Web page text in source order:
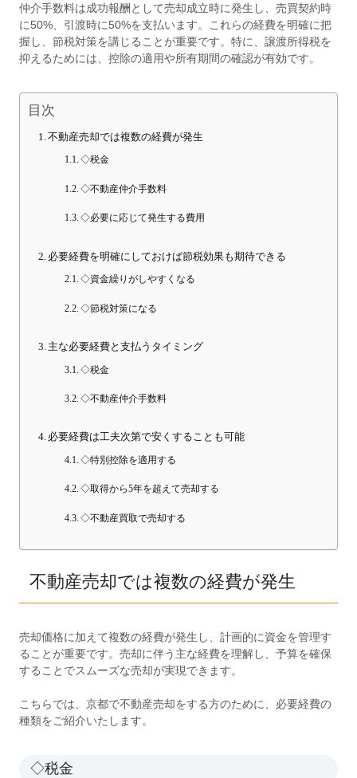
仲介手数料は成功報酬として売却成立時に発生し、売買契約時
に50%、引渡時に50%を支払います。これらの経費を明確に把
握し、節税対策を講じることが重要です。特に、譲渡所得税を
抑えるためには、控除の適用や所有期間の確認が有効です。
目次
不動産売却では複数の経費が発生
◇税金
◇不動産仲介手数料
◇必要に応じて発生する費用
必要経費を明確にしておけば節税効果も期待できる
◇資金繰りがしやすくなる
◇節税対策になる
主な必要経費と支払うタイミング
◇税金
◇不動産仲介手数料
必要経費は工夫次第で安くすることも可能
◇特別控除を適用する
◇取得から5年を超えて売却する
◇不動産買取で売却する
不動産売却では複数の経費が発生
売却価格に加えて複数の経費が発生し、計画的に資金を管理す
ることが重要です。売却に伴う主な経費を理解し、予算を確保
することでスムーズな売却が実現できます。
こちらでは、京都で不動産売却をする方のために、必要経費の
種類をご紹介いたします。
◇税金